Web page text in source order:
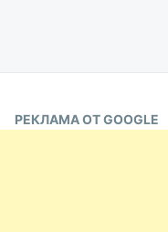
РЕКЛАМА ОТ GOOGLE